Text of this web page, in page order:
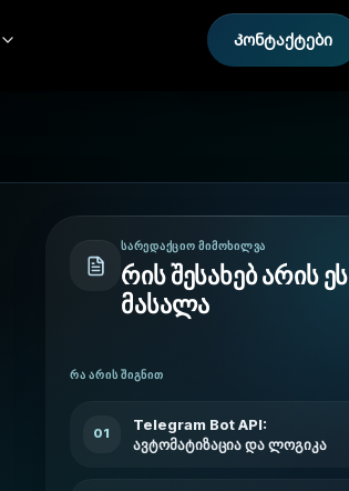
Კონტაქტები
ᲡᲐᲠᲔᲓᲐᲥᲪᲘᲝ ᲛᲘᲛᲝᲮᲘᲚᲕᲐ
რის შესახებ არის ეს
მასალა
ᲠᲐ ᲐᲠᲘᲡ ᲨᲘᲒᲜᲘᲗ
01
Telegram Bot API:
ავტომატიზაცია და ლოგიკა